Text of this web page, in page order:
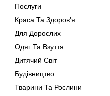
Послуги
Краса Та Здоров'я
Для Дорослих
Одяг Та Взуття
Дитячий Світ
Будівництво
Тварини Та Рослини